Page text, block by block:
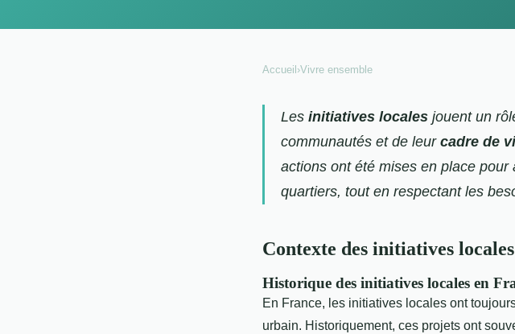
Accueil ›Vivre ensemble
Les initiatives locales jouent un
communautés et de leur cadre de
actions ont été mises en place
quartiers, tout en respectant les
Contexte des initiatives
Historique des initiatives locales en
En France, les initiatives locales ont
urbain. Historiquement, ces projets ont